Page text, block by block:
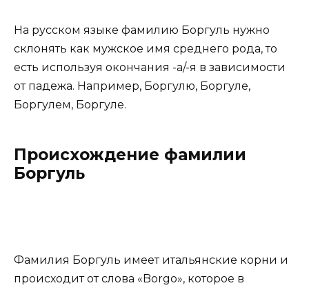
На русском языке фамилию Боргуль нужно
склонять как мужское имя среднего рода, то
есть используя окончания -а/-я в зависимости
от падежа. Например, Боргулю, Боргуле,
Боргулем, Боргуле.
Происхождение фамилии
Боргуль
Фамилия Боргуль имеет итальянские корни и
происходит от слова «Borgo», которое в